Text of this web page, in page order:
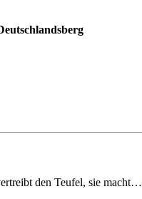
den Teufel, sie macht…